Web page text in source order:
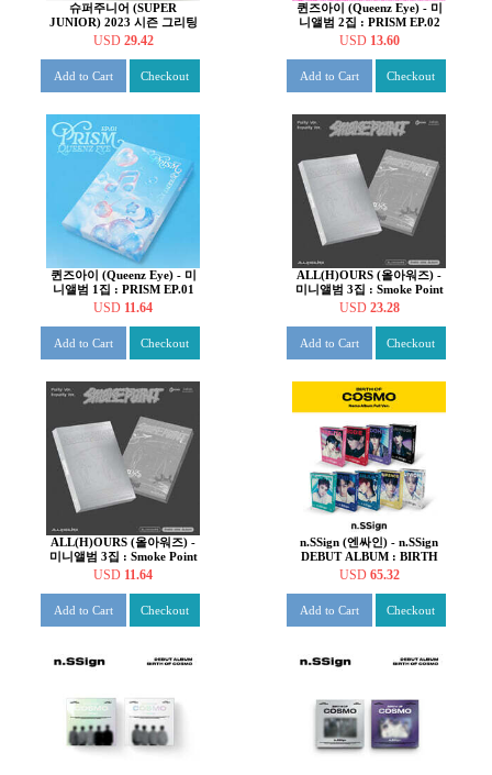
슈퍼주니어 (SUPER
JUNIOR) 2023 시즌 그리팅
USD 29.42
Add to Cart Checkout
퀸즈아이 (Queenz Eye) - 미
니앨범 2집 : PRISM EP.02
USD 13.60
Add to Cart Checkout
퀸즈아이 (Queenz Eye) - 미
니앨범 1집 : PRISM EP.01
USD 11.64
Add to Cart Checkout
ALL(H)OURS (올아워즈) -
미니앨범 3집 : Smoke Point
[2종 SET]
USD 23.28
Add to Cart Checkout
ALL(H)OURS (올아워즈) -
미니앨범 3집 : Smoke Point
[2종 중 1종 랜덤 발송]
USD 11.64
Add to Cart Checkout
n.SSign (엔싸인) - n.SSign
DEBUT ALBUM : BIRTH
OF COSMO [Nemo Album
USD 65.32
Add to Cart Checkout